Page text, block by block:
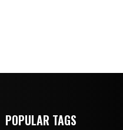
POPULAR TAGS